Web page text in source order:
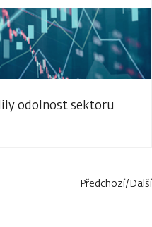
odolnost sektoru
Předchozí/Další